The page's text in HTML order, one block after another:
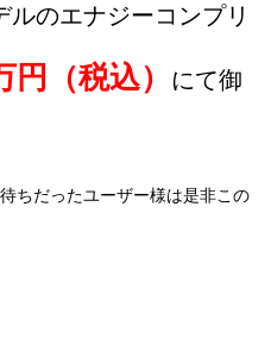
のエナジーコンプリ
（税込）
にて御
ちだったユーザー様は是非この